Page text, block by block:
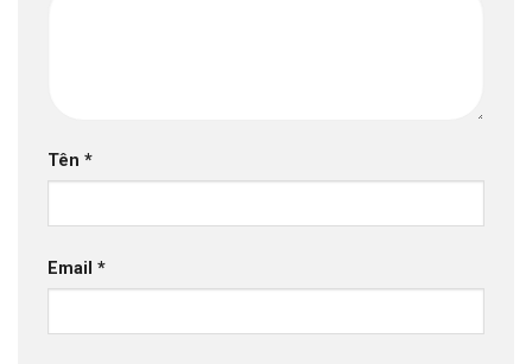
Tên *
Email *